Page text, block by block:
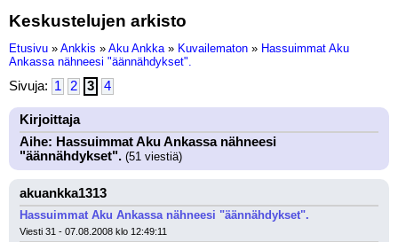
Keskustelujen arkisto
Etusivu » Ankkis » Aku Ankka » Kuvailematon » Hassuimmat Aku
Ankassa nähneesi "äännähdykset".
Sivuja: 1 2 3 4
Kirjoittaja
Aihe: Hassuimmat Aku Ankassa nähneesi
"äännähdykset". (51 viestiä)
akuankka1313
Hassuimmat Aku Ankassa nähneesi "äännähdykset".
Viesti 31 - 07.08.2008 klo 12:49:11